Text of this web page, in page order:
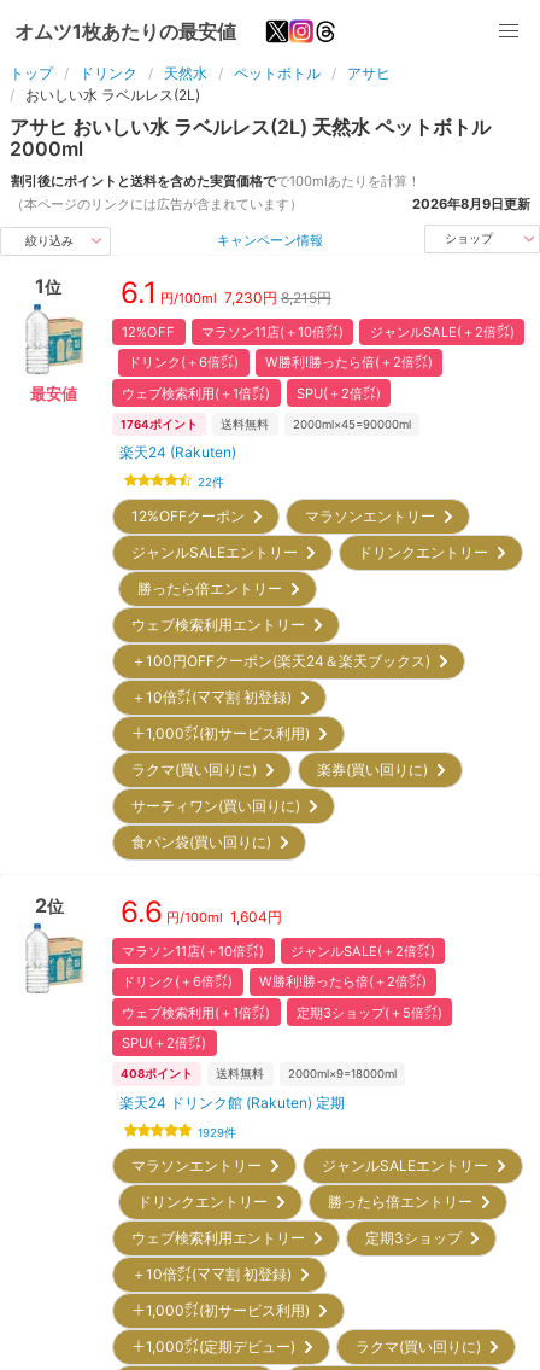
オムツ1枚あたりの最安値
トップ ドリンク 天然水 ペットボトル
アサヒ
おいしい水 ラベルレス(2L)
アサヒ おいしい水 ラベルレス(2L) 天然水 ペットボトル
2000ml
割引後にポイントと送料を含めた実質価格でで100mlあたりを計算！
（本ページのリンクには広告が含まれています）
2026年8月9日更新
絞り込み キャンペーン情報 ショップ
1位
最安値
6.1 円/100ml 7,230円 8,215円
12%OFF マラソン11店(＋10倍㌽)
ジャンルSALE(＋2倍㌽)
ドリンク(＋6倍㌽)
W勝利!勝ったら倍(＋2倍㌽)
ウェブ検索利用(＋1倍㌽)
SPU(＋2倍㌽)
1764ポイント 送料無料 2000ml×45=90000ml
楽天24 (Rakuten)
22件
12%OFFクーポン
マラソンエントリー
ジャンルSALEエントリー
ドリンクエントリー
勝ったら倍エントリー
ウェブ検索利用エントリー
＋100円OFFクーポン(楽天24＆楽天ブックス)
＋10倍㌽(ママ割 初登録)
＋1,000㌽(初サービス利用)
ラクマ(買い回りに)
楽券(買い回りに)
サーティワン(買い回りに)
食パン袋(買い回りに)
2位 6.6 円/100ml 1,604円
マラソン11店(＋10倍㌽)
ジャンルSALE(＋2倍㌽)
ドリンク(＋6倍㌽)
W勝利!勝ったら倍(＋2倍㌽)
ウェブ検索利用(＋1倍㌽)
定期3ショップ(＋5倍㌽)
SPU(＋2倍㌽)
408ポイント 送料無料 2000ml×9=18000ml
楽天24 ドリンク館 (Rakuten) 定期
1929件
マラソンエントリー
ジャンルSALEエントリー
ドリンクエントリー
勝ったら倍エントリー
ウェブ検索利用エントリー
定期3ショップ
＋10倍㌽(ママ割 初登録)
＋1,000㌽(初サービス利用)
＋1,000㌽(定期デビュー)
ラクマ(買い回りに)